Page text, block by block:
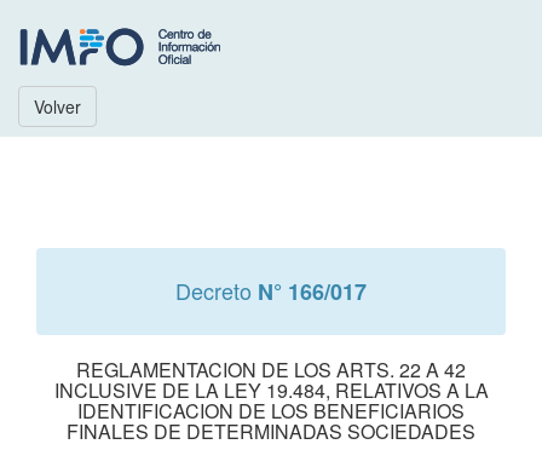
Volver
Decreto N° 166/017
REGLAMENTACION DE LOS ARTS. 22 A 42
INCLUSIVE DE LA LEY 19.484, RELATIVOS A LA
IDENTIFICACION DE LOS BENEFICIARIOS
FINALES DE DETERMINADAS SOCIEDADES